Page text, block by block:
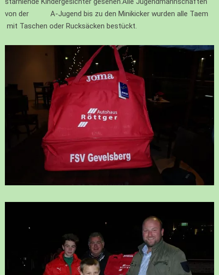
von der A-Jugend bis zu den Minikicker wurden alle Taem
mit Taschen oder Rucksäcken bestückt.